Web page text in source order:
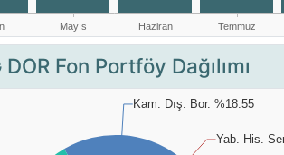
DOR Fon Portföy Dağılımı